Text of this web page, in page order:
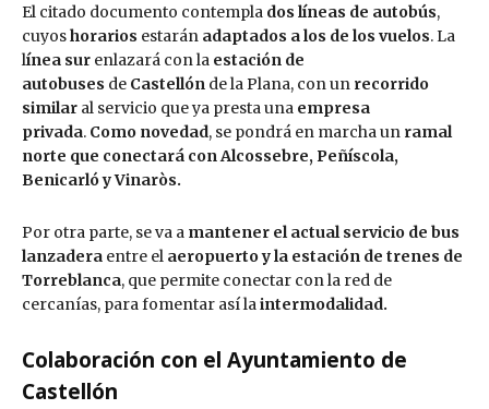
El citado documento contempla dos líneas de autobús,
cuyoshorarios estarán adaptados a los de los vuelos. La
línea sur enlazará con la estación de
autobuses de Castellón de la Plana, con un recorrido
similar al servicio que ya presta una empresa
privada. Como novedad, se pondrá en marcha un ramal
norte que conectará con Alcossebre, Peñíscola,
Benicarló y Vinaròs.
Por otra parte, se va a mantener el actual servicio de bus
lanzadera entre el aeropuerto y la estación de trenes de
Torreblanca, que permite conectar con la red de
cercanías, para fomentar así la intermodalidad.
Colaboración con el Ayuntamiento de
Castellón